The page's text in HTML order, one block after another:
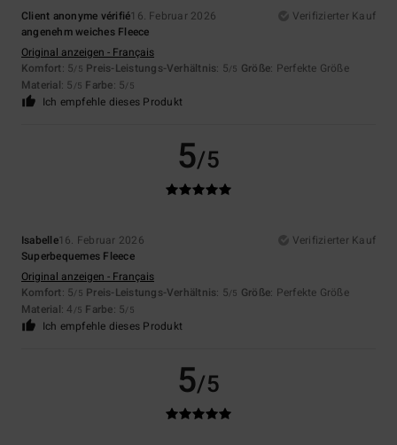
Client anonyme vérifié16. Februar 2026
Verifizierter Kauf
angenehm weiches Fleece
Original anzeigen - Français
Komfort: 5/5 Preis-Leistungs-Verhältnis: 5/5 Größe: Perfekte Größe
Material: 5 /5 Farbe: 5/5
Ich empfehle dieses Produkt
5/5
Isabelle16. Februar 2026
Verifizierter Kauf
Superbequemes Fleece
Original anzeigen - Français
Komfort: 5/5 Preis-Leistungs-Verhältnis: 5/5 Größe: Perfekte Größe
Material: 4 /5 Farbe: 5/5
Ich empfehle dieses Produkt
5/5